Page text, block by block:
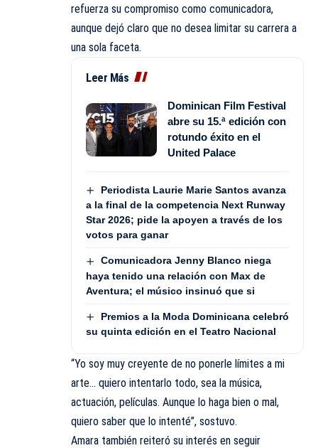
refuerza su compromiso como comunicadora,
aunque dejó claro que no desea limitar su carrera a
una sola faceta.
Leer Más
Dominican Film Festival
abre su 15.ª edición con
rotundo éxito en el
United Palace
Periodista Laurie Marie Santos avanza
a la final de la competencia Next Runway
Star 2026; pide la apoyen a través de los
votos para ganar
Comunicadora Jenny Blanco niega
haya tenido una relación con Max de
Aventura; el músico insinuó que si
Premios a la Moda Dominicana celebró
su quinta edición en el Teatro Nacional
“Yo soy muy creyente de no ponerle límites a mi
arte… quiero intentarlo todo, sea la música,
actuación, películas. Aunque lo haga bien o mal,
quiero saber que lo intenté”, sostuvo.
Amara también reiteró su interés en seguir